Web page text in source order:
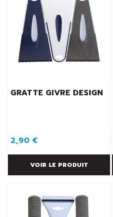
GRATTE GIVRE DESIGN
2,90 €
VOIR LE PRODUIT